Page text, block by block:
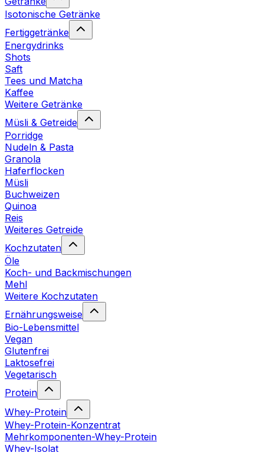
Isotonische Getränke
Fertiggetränke
Energydrinks
Shots
Saft
Tees und Matcha
Kaffee
Weitere Getränke
Müsli & Getreide
Porridge
Nudeln & Pasta
Granola
Haferflocken
Müsli
Buchweizen
Quinoa
Reis
Weiteres Getreide
Kochzutaten
Öle
Koch- und Backmischungen
Mehl
Weitere Kochzutaten
Ernährungsweise
Bio-Lebensmittel
Vegan
Glutenfrei
Laktosefrei
Vegetarisch
Protein
Whey-Protein
Whey-Protein-Konzentrat
Mehrkomponenten-Whey-Protein
Whey-Isolat